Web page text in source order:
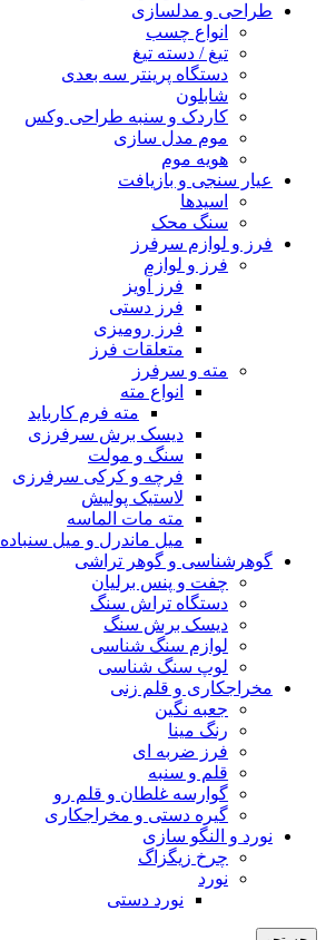
طراحی و مدلسازی
انواع چسب
تیغ / دسته تیغ
دستگاه پرینتر سه بعدی
شابلون
کاردک و سنبه طراحی وکس
موم مدل سازی
هویه موم
عیار سنجی و بازیافت
اسیدها
سنگ محک
فرز و لوازم سرفرز
فرز و لوازم
فرز آویز
فرز دستی
فرز رومیزی
متعلقات فرز
مته و سرفرز
انواع مته
مته فرم کارباید
دیسک برش سرفرزی
سنگ و مولت
فرچه و کرکی سرفرزی
لاستیک پولیش
مته مات الماسه
میل ماندرل و میل سنباده
گوهرشناسی و گوهر تراشی
چفت و پنس برلیان
دستگاه تراش سنگ
دیسک برش سنگ
لوازم سنگ شناسی
لوپ سنگ شناسی
مخراجکاری و قلم زنی
جعبه نگین
رنگ مینا
فرز ضربه ای
قلم و سنبه
گوارسه غلطان و قلم رو
گیره دستی و مخراجکاری
نورد و النگو سازی
چرخ زیگزاگ
نورد
نورد دستی